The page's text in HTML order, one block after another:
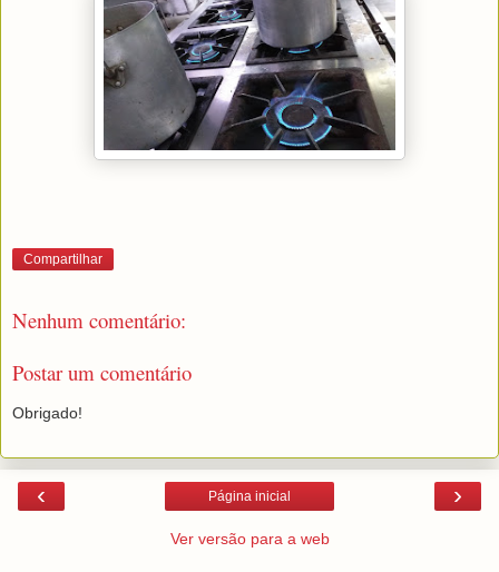
Compartilhar
Nenhum comentário:
Postar um comentário
Obrigado!
‹ ›
Página inicial
Ver versão para a web